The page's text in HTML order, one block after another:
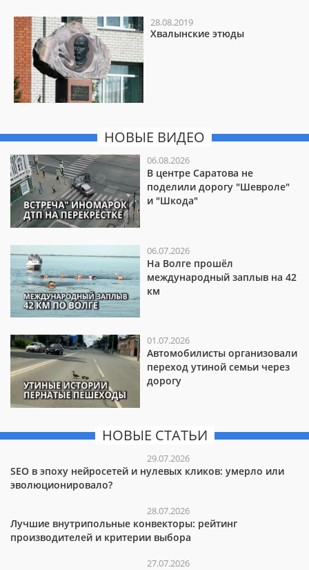
28.08.2019
Хвалынские этюды
НОВЫЕ ВИДЕО
06.08.2026
В центре Саратова не
поделили дорогу "Шевроле"
и "Шкода"
06.07.2026
На Волге прошёл
международный заплыв на 42
км
01.07.2026
Автомобилисты организовали
переход утиной семьи через
дорогу
НОВЫЕ СТАТЬИ
29.07.2026
SEO в эпоху нейросетей и нулевых кликов: умерло или
эволюционировало?
28.07.2026
Лучшие внутрипольные конвекторы: рейтинг
производителей и критерии выбора
27.07.2026